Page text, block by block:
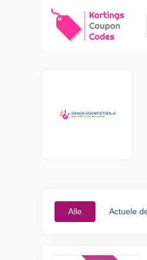
Alle Actuele